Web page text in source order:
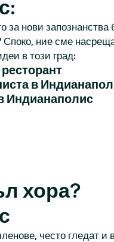
за нови
ние сме
в този град:
в
Индианаполис
хора?
често гледат и